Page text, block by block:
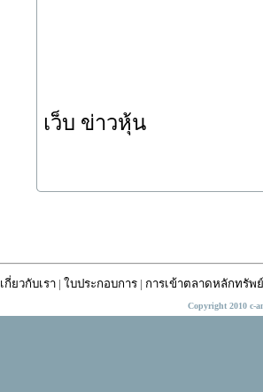
เว็บ ข่าวหุ้น
เกี่ยวกับเรา |ใบประกอบการ | การเข้าตลาดหลักทรัพ
Copyright 2010 c-